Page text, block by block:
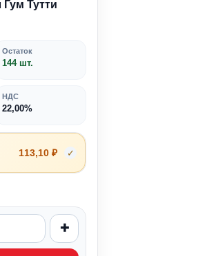
Тутти
Остаток
144 шт.
НДС
22,00%
113,10 ₽ ✓
+